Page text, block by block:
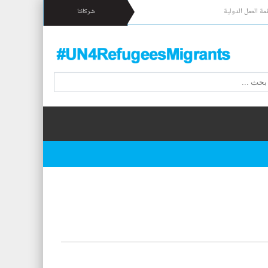
العمل الدولية شركائنا